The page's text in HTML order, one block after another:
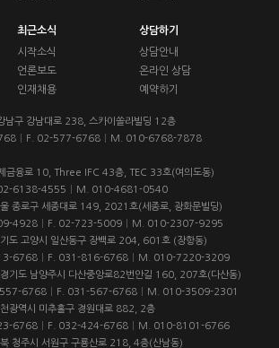
최근소식
시작소식
언론보도
인재채용
상담하기
상담안내
온라인 상담
예약하기
남구 강남대로 238, 스카이쏠라빌딩 12층
F. 02-577-6768 M. 010-6768-7878
금융로 10, Three IFC 43층, TEC 33호(여의도동)
6138-4555 M. 010-4681-0540
종로구 세종대로 149, 2021호(세종로, 광화문빌딩)
4928 F. 02-723-5009 M. 010-2307-9295
도 고양시 일산동구 장백로 204, 601호 (장항동)
6768 F. 031-816-6768 M. 010-7220-3209
기도 남양주시 다산중앙로82번안길 160, 207호(다산동)
6768 F. 031-567-6768 M. 010-3509-2301
광역시 미추홀구 경원대로 882, 2층
6768 F. 032-424-6768 M. 010-8101-6766
청주시 서원구 구룡산로 218, 4층(산남동)